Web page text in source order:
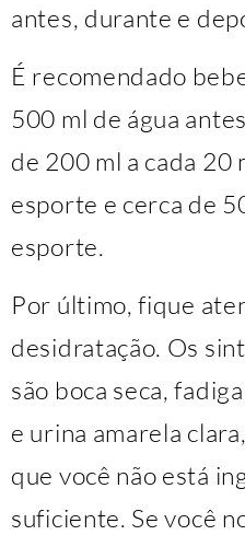
antes, durante e
É recomendado
500 ml de água
de 200 ml a cada
esporte e cerca de
esporte.
Por último, fique
desidratação. Os
são boca seca,
e urina amarela
que você não está
suficiente. Se você